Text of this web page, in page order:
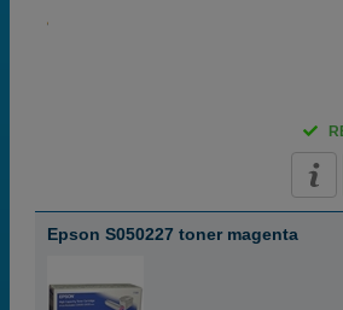
Epson S050227 toner magenta